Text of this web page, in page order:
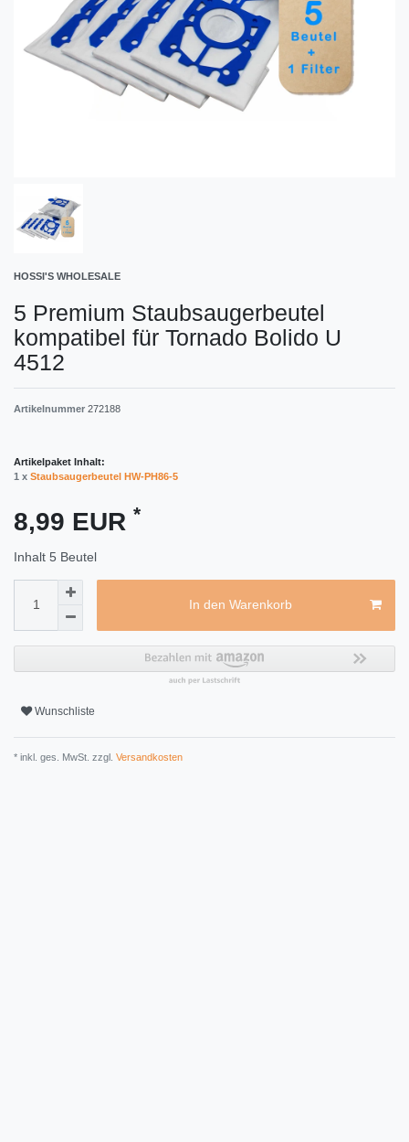
HOSSI'S WHOLESALE
5 Premium Staubsaugerbeutel
kompatibel für Tornado Bolido U
4512
Artikelnummer 272188
Artikelpaket Inhalt:
1 x Staubsaugerbeutel HW-PH86-5
8,99 EUR *
Inhalt 5 Beutel
In den Warenkorb
Wunschliste
* inkl. ges. MwSt. zzgl. Versandkosten